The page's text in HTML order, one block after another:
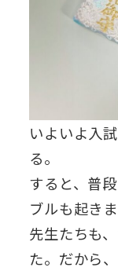
いよいよ入
る。
すると、普
ブルも起きま
先生たちも
た。だから